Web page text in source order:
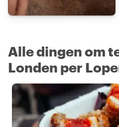
Alle dingen om
Londen per